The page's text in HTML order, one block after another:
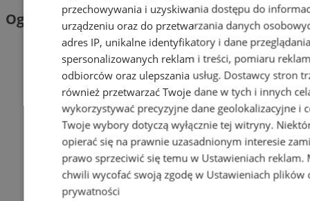
Ogłoszenia
przechowywania i uzyskiwania dostępu do
urządzeniu oraz do przetwarzania danych
adres IP, unikalne identyfikatory i dane
spersonalizowanych reklam i treści, pomiaru
odbiorców oraz ulepszania usług. Dostawcy stron
również przetwarzać Twoje dane w tych i innych
wykorzystywać precyzyjne dane geolokalizacyjne i
Twoje wybory dotyczą wyłącznie tej witryny.
opierać się na prawnie uzasadnionym interesie
prawo sprzeciwić się temu w Ustawieniach reklam.
chwili wycofać swoją zgodę w Ustawieniach plików
prywatności